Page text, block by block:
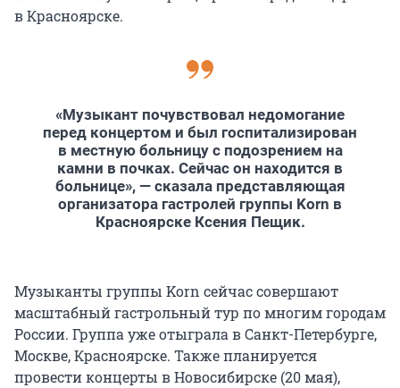
в Красноярске.
«Музыкант почувствовал недомогание
перед концертом и был госпитализирован
в местную больницу с подозрением на
камни в почках. Сейчас он находится в
больнице», — сказала представляющая
организатора гастролей группы Korn в
Красноярске Ксения Пещик.
Музыканты группы Korn сейчас совершают
масштабный гастрольный тур по многим городам
России. Группа уже отыграла в Санкт-Петербурге,
Москве, Красноярске. Также планируется
провести концерты в Новосибирске (20 мая),